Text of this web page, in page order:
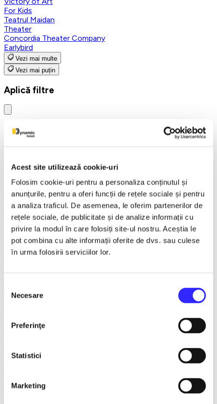
Acest site utilizează cookie-uri
Folosim cookie-uri pentru a personaliza conținutul și
anunțurile, pentru a oferi funcții de rețele sociale și pentru
a analiza traficul. De asemenea, le oferim partenerilor de
rețele sociale, de publicitate și de analize informații cu
privire la modul în care folosiți site-ul nostru. Aceștia le
pot combina cu alte informații oferite de dvs. sau culese
în urma folosirii serviciilor lor.
consimțământului
Necesare
Preferinţe
Statistici
Marketing
For Kids
Teatrul Maidan
Theater
Concordia Theater Company
Earlybird
Vezi mai multe
Vezi mai puțin
Aplică filtre
Categorii
Nutcracker
Tours
Spectacole litoral 2026
TNB
Ambasadorii Musical Theatre
Ballet/Dance
House of Parliament
Rotari Entertainment
Teatru ROMEO si JULIETA
Show Event
Last 10 tickets
Victory of Art
For Kids
Concordia Theater Company